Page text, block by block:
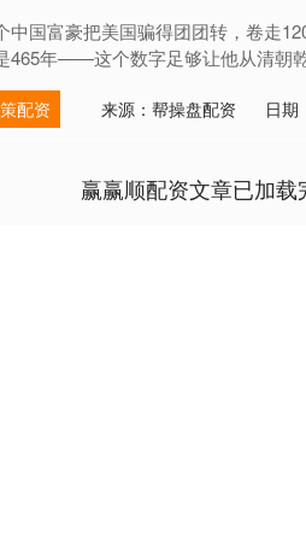
中国富豪把美国骗得团团转，卷走
465年——这个数字足够让他从清朝
配资 来源：帮操盘配资 日期
赢赢顺配资文章已加载